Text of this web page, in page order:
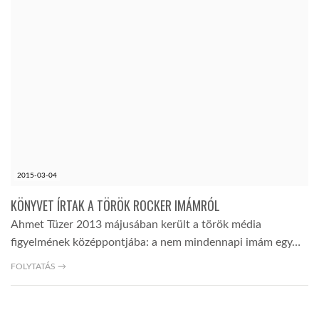
2015-03-04
KÖNYVET ÍRTAK A TÖRÖK ROCKER IMÁMRÓL
Ahmet Tüzer 2013 májusában került a török média
figyelmének középpontjába: a nem mindennapi imám egy…
FOLYTATÁS →